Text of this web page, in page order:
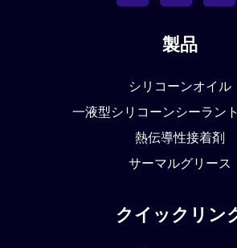
製品
シリコーンオイル
一液型シリコーンシーラント
熱伝導性接着剤
サーマルグリース
クイックリン